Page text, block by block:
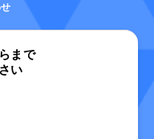
まで
い